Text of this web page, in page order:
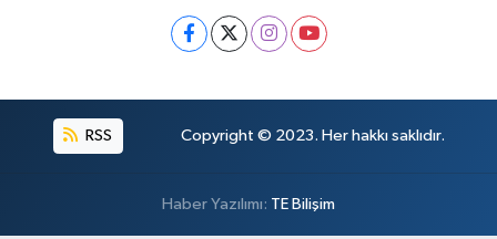
RSS Copyright © 2023. Her hakkı saklıdır.
Haber Yazılımı: TE Bilişim